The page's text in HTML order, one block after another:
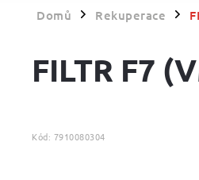
Domů / Rekuperace /
FILTR F7
Kód: 7910080304